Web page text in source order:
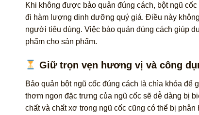
Khi không được bảo quản đúng cách, bột ngũ
đi hàm lượng dinh dưỡng quý giá. Điều này
người tiêu dùng. Việc bảo quản đúng cách giúp
phẩm cho sản phẩm.
Giữ trọn vẹn hương vị và công
Bảo quản bột ngũ cốc đúng cách là chìa khóa
thơm ngon đặc trưng của ngũ cốc sẽ dễ dàng bị
chất và chất xơ trong ngũ cốc cũng có thể bị